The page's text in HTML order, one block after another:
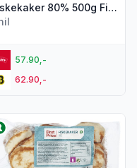
Fiskekaker 80% 500g Fiskemannen
57.90,-
62.90,-
Fiskekaker 680g"
flere detaljer for